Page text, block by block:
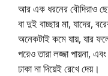
আর এক ধরনের বৌদিরাও
বা দুই বাচ্ছার মা, যাদের,
অনেকটাই কমে যায়, যার
পরেও তারা লজ্জা পায়না,
ঢাকা না দিয়েই রেখে দেয়।